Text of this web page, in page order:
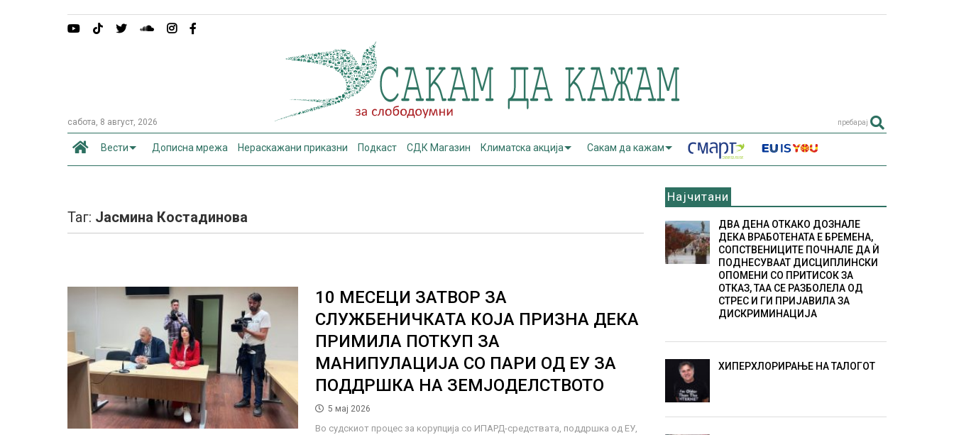
сабота, 8 август, 2026 пребарај
Вести Дописна мрежа Нераскажани приказни Подкаст СДК Магазин Климатска акција Сакам да кажам
Таг: Јасмина Костадинова
10 МЕСЕЦИ ЗАТВОР ЗА
СЛУЖБЕНИЧКАТА КОЈА ПРИЗНА ДЕКА
ПРИМИЛА ПОТКУП ЗА
МАНИПУЛАЦИЈА СО ПАРИ ОД ЕУ ЗА
ПОДДРШКА НА ЗЕМЈОДЕЛСТВОТО
5 мај 2026
Во судскиот процес за корупција со ИПАРД-средствата, поддршка од ЕУ,
Најчитани
ДВА ДЕНА ОТКАКО ДОЗНАЛЕ
ДЕКА ВРАБОТЕНАТА Е БРЕМЕНА,
СОПСТВЕНИЦИТЕ ПОЧНАЛЕ ДА Ѝ
ПОДНЕСУВААТ ДИСЦИПЛИНСКИ
ОПОМЕНИ СО ПРИТИСОК ЗА
ОТКАЗ, ТАА СЕ РАЗБОЛЕЛА ОД
СТРЕС И ГИ ПРИЈАВИЛА ЗА
ДИСКРИМИНАЦИЈА
ХИПЕРХЛОРИРАЊЕ НА ТАЛОГОТ